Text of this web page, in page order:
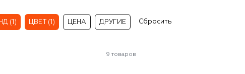
(1) ЦВЕТ (1) ЦЕНА ДРУГИЕ Сбросить
9 товаров